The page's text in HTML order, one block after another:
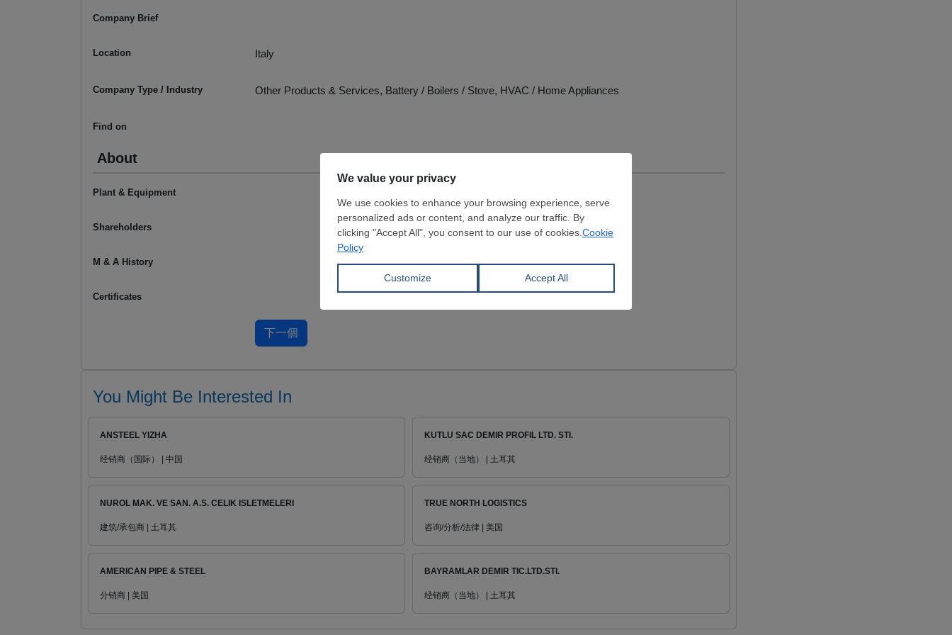
Company Brief
Location Italy
Company Type / Industry Other Products & Services, Battery / Boilers / Stove, HVAC / Home Appliances
Find on
About
Plant & Equipment
Shareholders
M & A History
Certificates
You Might Be Interested In
ANSTEEL YIZHA
经销商（国际） | 中国
KUTLU SAC DEMIR PROFIL LTD. STI.
经销商（当地） | 土耳其
NUROL MAK. VE SAN. A.S. CELIK ISLETMELERI
建筑/承包商 | 土耳其
TRUE NORTH LOGISTICS
咨询/分析/法律 | 美国
AMERICAN PIPE & STEEL
分销商 | 美国
BAYRAMLAR DEMIR TIC.LTD.STI.
经销商（当地） | 土耳其